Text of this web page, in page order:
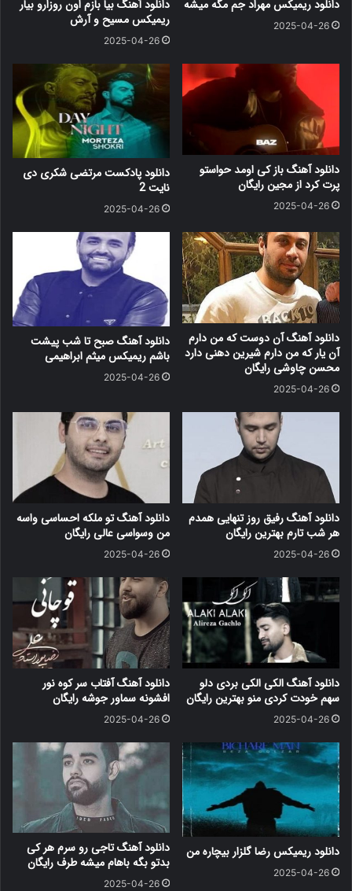
دانلود ریمیکس مهراد جم مگه میشه
2025-04-26
دانلود آهنگ بیا بازم اون روزارو بیار
ریمیکس مسیح و آرش
2025-04-26
دانلود آهنگ باز کی اومد حواستو
پرت کرد از مجین رایگان
2025-04-26
دانلود پادکست مرتضی شکری دی
نایت 2
2025-04-26
دانلود آهنگ آن دوست که من دارم
آن یار که من دارم شیرین دهنی دارد
محسن چاوشی رایگان
2025-04-26
دانلود آهنگ صبح تا شب پیشت
باشم ریمیکس میثم ابراهیمی
2025-04-26
دانلود آهنگ رفیق روز تنهایی همدم
هر شب تارم بهترین رایگان
2025-04-26
دانلود آهنگ تو ملکه احساسی واسه
من وسواسی عالی رایگان
2025-04-26
دانلود آهنگ الکی الکی بردی دلو
سهم خودت کردی منو بهترین رایگان
2025-04-26
دانلود آهنگ آفتاب سر کوه نور
افشونه سماور جوشه رایگان
2025-04-26
دانلود ریمیکس رضا گلزار بیچاره من
2025-04-26
دانلود آهنگ تاجی رو سرم هر کی
بدتو بگه باهام میشه طرف رایگان
2025-04-26